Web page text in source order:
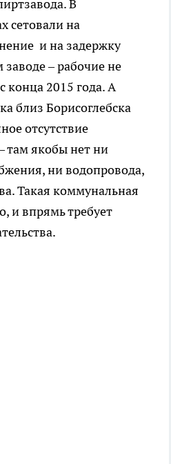
В
сетовали на
и на задержку
– рабочие не
конца 2015 года. А
близ Борисоглебска
отсутствие
там якобы нет ни
ни водопровода,
Такая коммунальная
и впрямь требует